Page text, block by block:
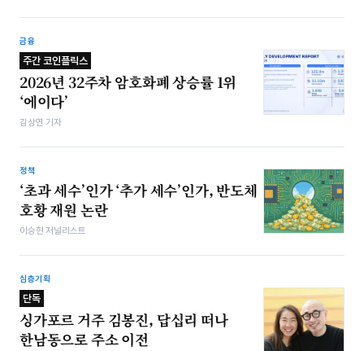
금융
주간 코인플릭스
2026년 32주차 암호화폐 상승률 1위
‘에이다’
김상연 기자
정책
‘초과 세수’인가 ‘추가 세수’인가, 반도체
호황 재원 논란
이승현 저널리스트
심층기획
단독
싱가포르 거주 김봉진, 답십리 떠나
한남동으로 주소 이전